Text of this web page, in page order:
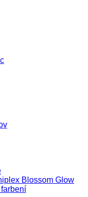
Blossom Glow